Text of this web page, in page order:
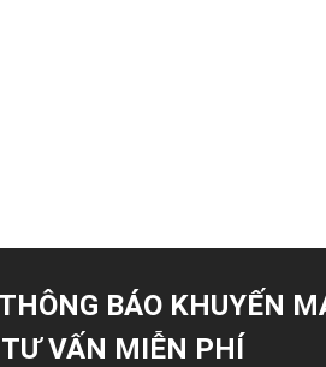
BÁO KHUYẾN
VẤN MIỄN PHÍ